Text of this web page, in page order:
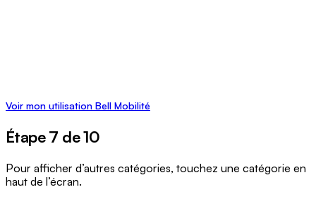
Voir mon utilisation Bell Mobilité
Étape 7 de 10
Pour afficher d’autres catégories, touchez une catégorie en
haut de l’écran.